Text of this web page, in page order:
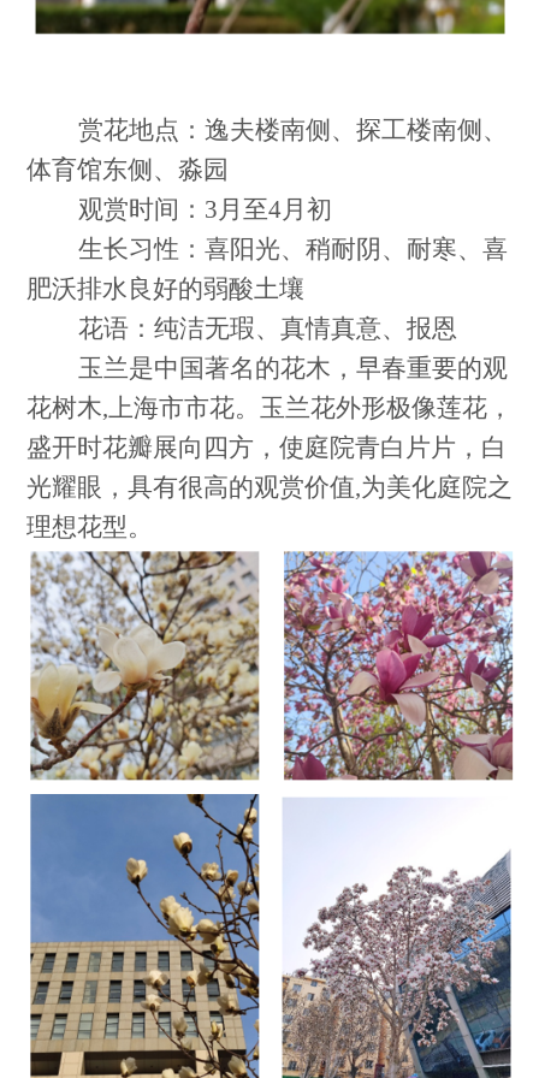
赏花地点：逸夫楼南侧、探工楼南侧、
体育馆东侧、淼园
观赏时间：3月至4月初
生长习性：喜阳光、稍耐阴、耐寒、喜
肥沃排水良好的弱酸土壤
花语：纯洁无瑕、真情真意、报恩
玉兰是中国著名的花木，早春重要的观
花树木,上海市市花。玉兰花外形极像莲花，
盛开时花瓣展向四方，使庭院青白片片，白
光耀眼，具有很高的观赏价值,为美化庭院之
理想花型。